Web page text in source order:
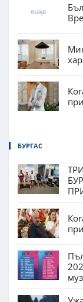
БУРГАС